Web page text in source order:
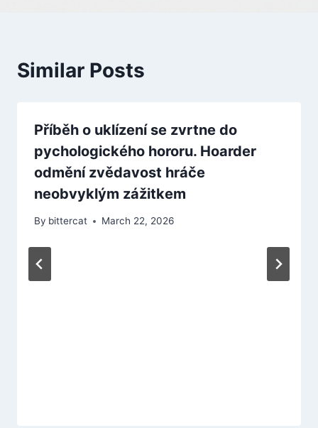
Similar Posts
Příběh o uklízení se zvrtne do
pychologického hororu. Hoarder
odmění zvědavost hráče
neobvyklým zážitkem
By bittercat March 22, 2026